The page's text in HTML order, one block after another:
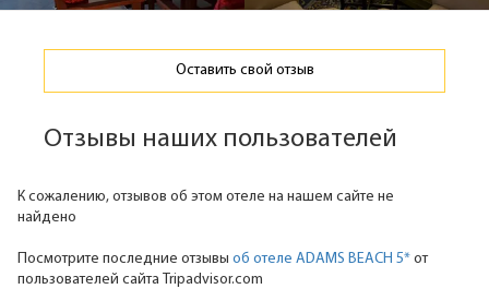
Оставить свой отзыв
Отзывы наших пользователей
К сожалению, отзывов об этом отеле на нашем сайте не
найдено
Посмотрите последние отзывы об отеле ADAMS BEACH 5* от
пользователей сайта Tripadvisor.com